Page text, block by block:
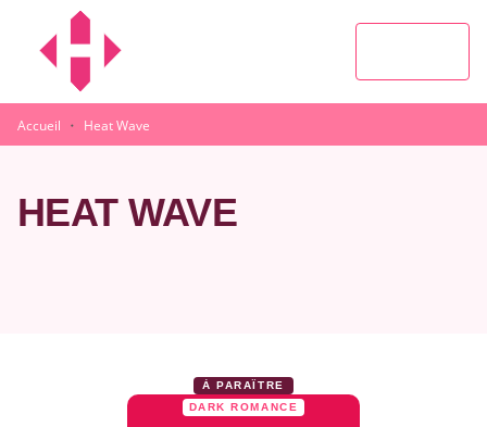
MENU
Accueil · Heat Wave
HEAT WAVE
À PARAÎTRE
DARK ROMANCE